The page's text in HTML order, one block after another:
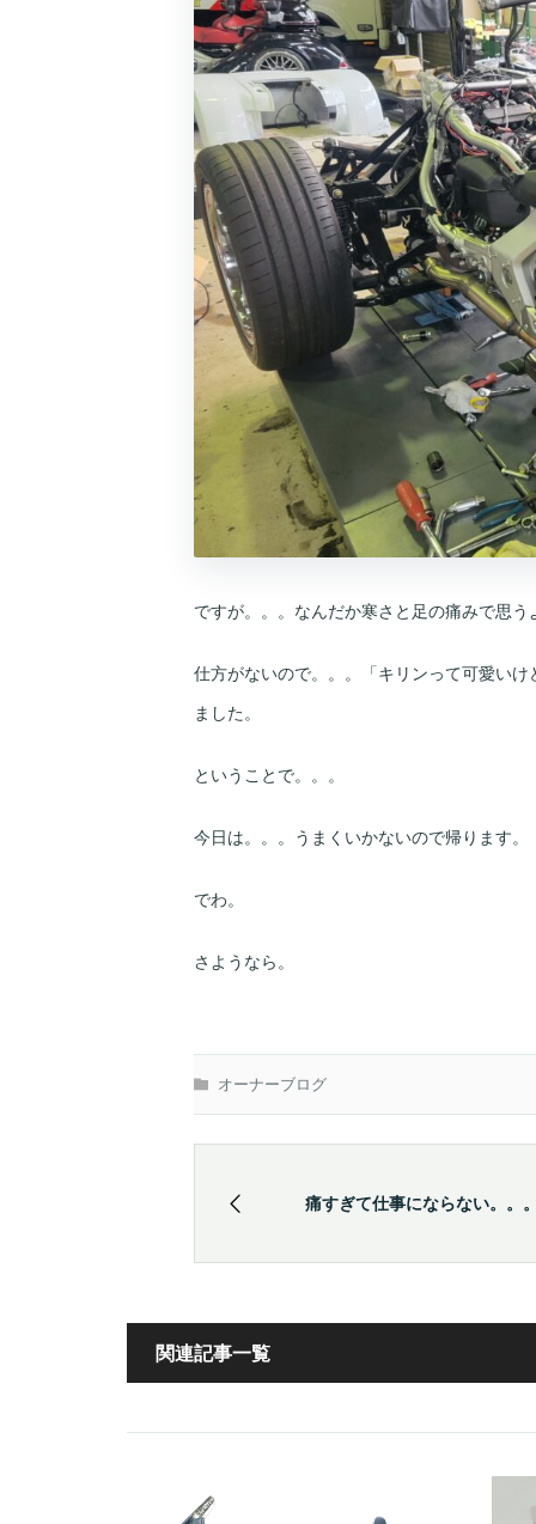
ですが。。。なんだか寒さと足の痛みで思
仕方がないので。。。「キリンって可愛い
ました。
ということで。。。
今日は。。。うまくいかないので帰ります。
でわ。
さようなら。
オーナーブログ
痛すぎて仕事にならない。。
関連記事一覧